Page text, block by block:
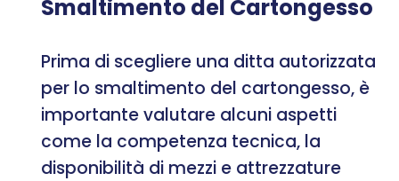
Smaltimento del Cartongesso
Prima di scegliere una ditta autorizzata
per lo smaltimento del cartongesso, è
importante valutare alcuni aspetti
come la competenza tecnica, la
disponibilità di mezzi e attrezzature